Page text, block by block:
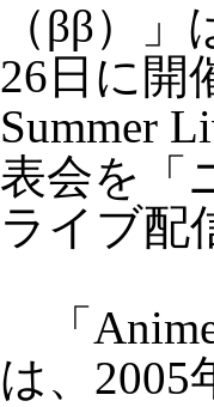
（ββ）」
26日に開
Summer
表会を「
ライブ配
「
は、2005